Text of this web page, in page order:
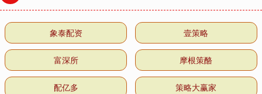
象泰配资 壹策略
富深所 摩根策酪
配亿多 策略大赢家